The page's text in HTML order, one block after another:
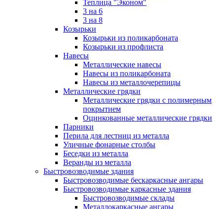
Теплица "Эконом"
3 на 6
3 на 8
Козырьки
Козырьки из поликарбоната
Козырьки из профлиста
Навесы
Металлические навесы
Навесы из поликарбоната
Навесы из металлочерепицы
Металлические грядки
Металлические грядки с полимерным
покрытием
Оцинкованные металлические грядки
Парники
Перила для лестниц из металла
Уличные фонарные столбы
Беседки из металла
Веранды из металла
Быстровозводимые здания
Быстровозводимые бескаркасные ангары
Быстровозводимые каркасные здания
Быстровозводимые склады
Металлокаркасные ангары